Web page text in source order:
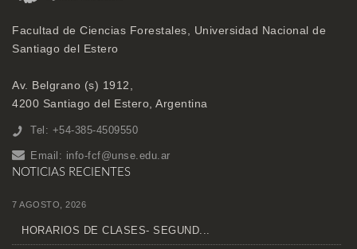
Facultad de Ciencias Forestales, Universidad Nacional de
Santiago del Estero
Av. Belgrano (s) 1912,
4200 Santiago del Estero, Argentina
Tel: +54-385-4509550
Email: info-fcf@unse.edu.ar
NOTICIAS RECIENTES
7 AGOSTO, 2026
HORARIOS DE CLASES- SEGUND...